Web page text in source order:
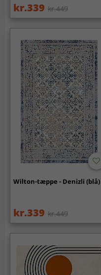
kr.339 kr.449
Wilton-tæppe - Denizli (blå)
kr.339 kr.449